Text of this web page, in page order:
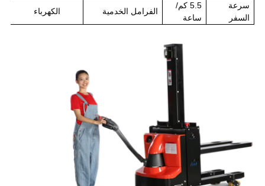
سرعة
السفر
5.5 كم/
ساعة
الفرامل الخدمية الكهرباء